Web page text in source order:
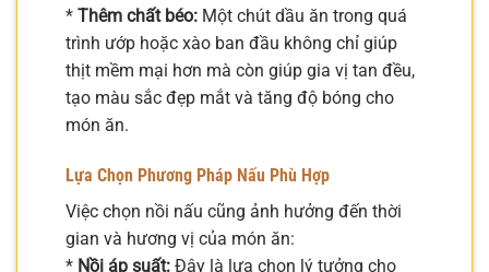
* Thêm chất béo: Một chút dầu ăn trong quá
trình ướp hoặc xào ban đầu không chỉ giúp
thịt mềm mại hơn mà còn giúp gia vị tan đều,
tạo màu sắc đẹp mắt và tăng độ bóng cho
món ăn.
Lựa Chọn Phương Pháp Nấu Phù Hợp
Việc chọn nồi nấu cũng ảnh hưởng đến thời
gian và hương vị của món ăn:
* Nồi áp suất: Đây là lựa chọn lý tưởng cho